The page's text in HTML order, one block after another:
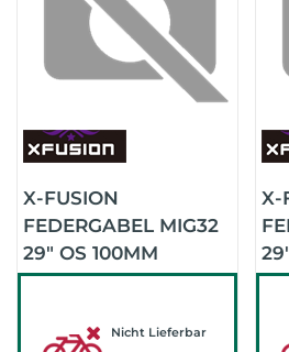
X-FUSION
FEDERGABEL MIG32
29" OS 100MM
KULANZTAUSCH
Nicht Lieferbar
X-